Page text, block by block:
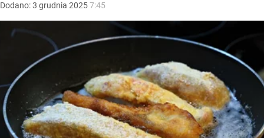
Dodano:3 grudnia 20257:45